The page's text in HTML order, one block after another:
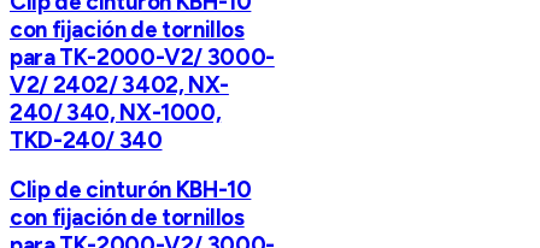
con fijación de tornillos
para TK-2000-V2/ 3000-
V2/ 2402/ 3402, NX-
240/ 340, NX-1000,
TKD-240/ 340
Clip de cinturón KBH-10
con fijación de tornillos